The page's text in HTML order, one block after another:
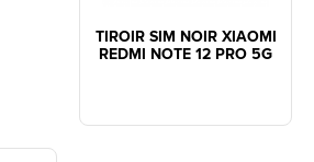
TIROIR SIM NOIR XIAOMI
REDMI NOTE 12 PRO 5G